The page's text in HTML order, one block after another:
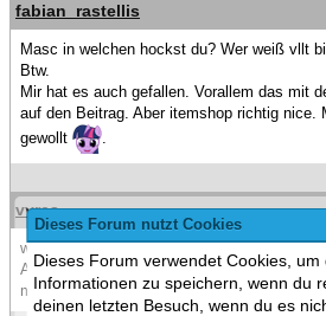
Dieses Forum nutzt Cookies
Dieses Forum verwendet Cookies, um
Informationen zu speichern, wenn du
deinen letzten Besuch, wenn du es
fabian_rastellis
Masc in welchen hockst du? Wer weiß vllt
Btw.
Mir hat es auch gefallen. Vorallem das mit
auf den Beitrag. Aber itemshop richtig nice.
gewollt
.
vvres
war ein super abend leute hoffe sehen uns
Ach ja ich melde mich demnächst wegen
mal.